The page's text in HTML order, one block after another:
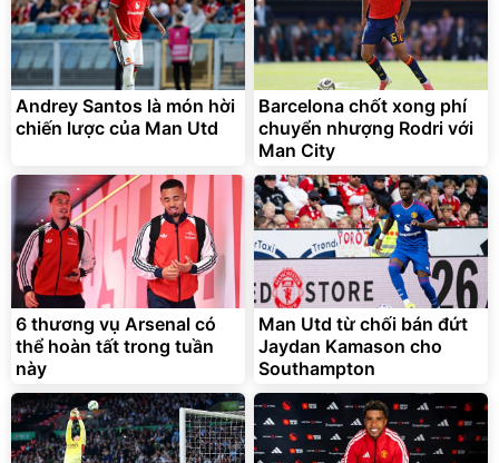
Andrey Santos là món hời
chiến lược của Man Utd
Barcelona chốt xong phí
chuyển nhượng Rodri với
Man City
6 thương vụ Arsenal có
thể hoàn tất trong tuần
này
Man Utd từ chối bán đứt
Jaydan Kamason cho
Southampton